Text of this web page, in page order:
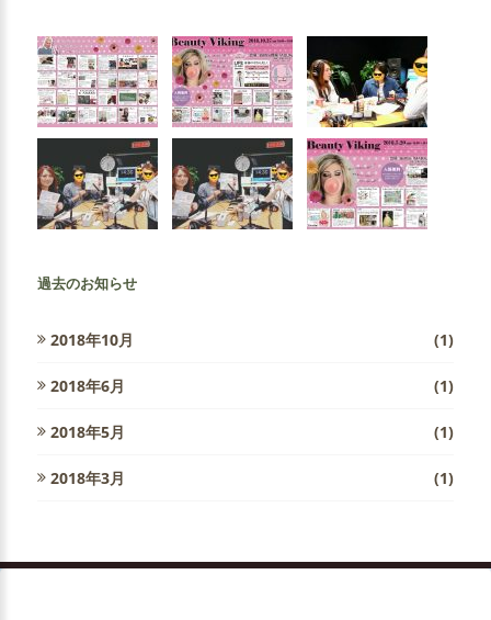
過去のお知らせ
2018年10月 (1)
2018年6月 (1)
2018年5月 (1)
2018年3月 (1)